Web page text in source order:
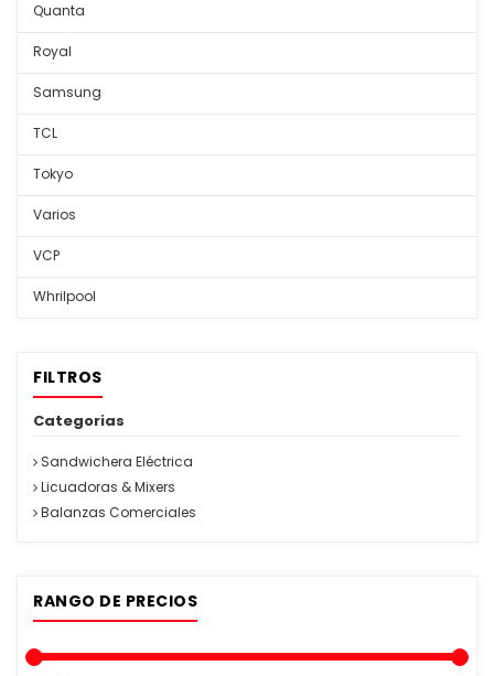
Quanta
Royal
Samsung
TCL
Tokyo
Varios
VCP
Whrilpool
FILTROS
Categorias
Sandwichera Eléctrica
Licuadoras & Mixers
Balanzas Comerciales
RANGO DE PRECIOS